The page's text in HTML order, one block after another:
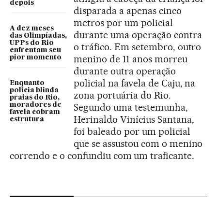
depois
A dez meses
das Olimpíadas,
UPPs do Rio
enfrentam seu
pior momento
Enquanto
polícia blinda
praias do Rio,
moradores de
favela cobram
estrutura
disparada a apenas cinco
metros por um policial
durante uma operação contra
o tráfico. Em setembro, outro
menino de 11 anos morreu
durante outra operação
policial na favela de Caju, na
zona portuária do Rio.
Segundo uma testemunha,
Herinaldo Vinícius Santana,
foi baleado por um policial
que se assustou com o menino
correndo e o confundiu com um traficante.